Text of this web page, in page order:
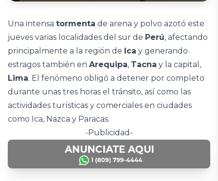
Una intensa tormenta de arena y polvo azotó este
jueves varias localidades del sur de Perú, afectando
principalmente a la región de Ica y generando
estragos también en Arequipa, Tacna y la capital,
Lima. El fenómeno obligó a detener por completo
durante unas tres horas el tránsito, así como las
actividades turísticas y comerciales en ciudades
como Ica, Nazca y Paracas.
-Publicidad-